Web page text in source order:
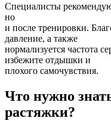
Специалисты
но
и после тренировки.
давление, а также
нормализуется частота
избежите отдышки и
плохого самочувствия.
Что нужно
растяжки?